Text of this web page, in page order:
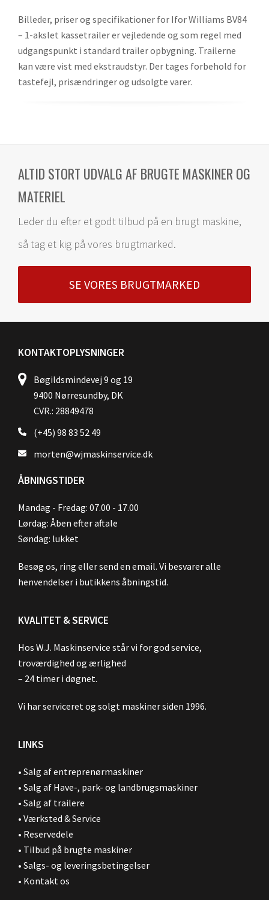
Billeder, priser og specifikationer for Ifor Williams BV84
– 1-akslet kassetrailer er vejledende og som regel med
udgangspunkt i standard trailer opbygning. Trailerne
kan være vist med ekstraudstyr. Der tages forbehold for
tastefejl, prisændringer og udsolgte varer.
ALTID STORT UDVALG AF BRUGTE MASKINER OG
MATERIEL
Leder du efter et godt tilbud på en brugt maskine,
så tag et kig på vores brugtmarked.
SE VORES BRUGTMARKED
KONTAKTOPLYSNINGER
Bøgildsmindevej 9 og 19
9400 Nørresundby, DK
CVR.: 28849478
(+45) 98 83 52 49
morten@wjmaskinservice.dk
ÅBNINGSTIDER
Mandag - Fredag: 07.00 - 17.00
Lørdag: Åben efter aftale
Søndag: lukket
Besøg os, ring eller send en email. Vi besvarer alle
henvendelser i butikkens åbningstid.
KVALITET & SERVICE
Hos W.J. Maskinservice står vi for god service,
troværdighed og ærlighed
– 24 timer i døgnet.
Vi har serviceret og solgt maskiner siden 1996.
LINKS
• Salg af entreprenørmaskiner
• Salg af Have-, park- og landbrugsmaskiner
• Salg af trailere
• Værksted & Service
• Reservedele
• Tilbud på brugte maskiner
• Salgs- og leveringsbetingelser
• Kontakt os